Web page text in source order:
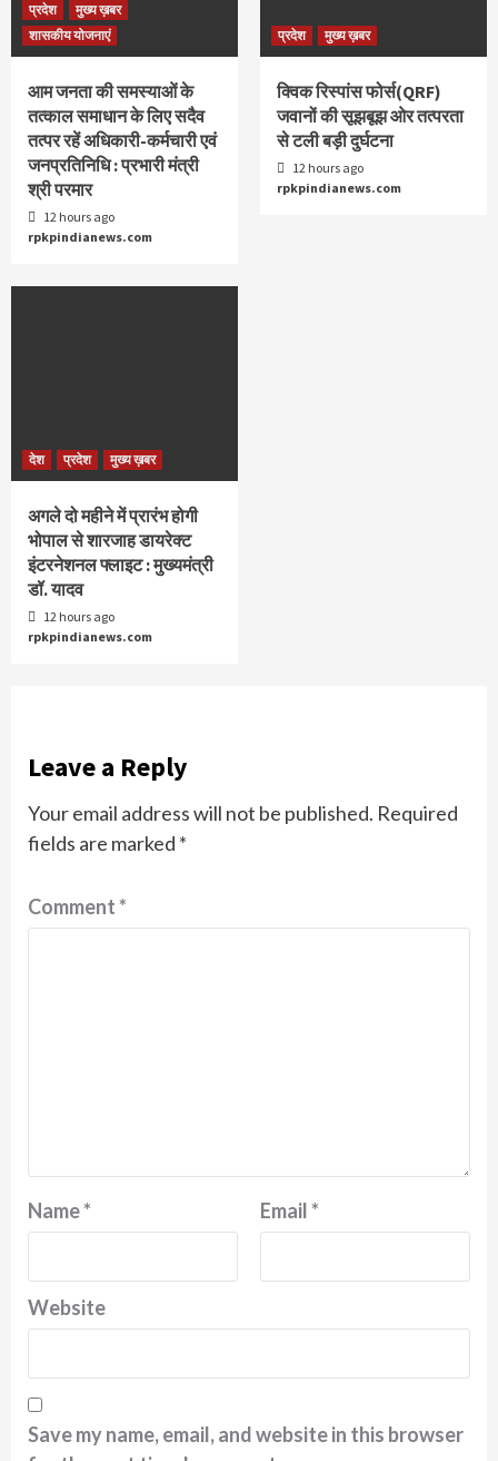
प्रदेश
मुख्य ख़बर
शासकीय योजनाएं
आम जनता की समस्याओं के
तत्काल समाधान के लिए सदैव
तत्पर रहें अधिकारी-कर्मचारी एवं
जनप्रतिनिधि : प्रभारी मंत्री
श्री परमार
12 hours ago
rpkpindianews.com
प्रदेश मुख्य ख़बर
क्विक रिस्पांस फोर्स(QRF)
जवानों की सूझबूझ ओर तत्परता
से टली बड़ी दुर्घटना
12 hours ago
rpkpindianews.com
देश प्रदेश मुख्य ख़बर
अगले दो महीने में प्रारंभ होगी
भोपाल से शारजाह डायरेक्ट
इंटरनेशनल फ्लाइट : मुख्यमंत्री
डॉ. यादव
12 hours ago
rpkpindianews.com
Leave a Reply
Your email address will not be published. Required
fields are marked *
Comment*
Name* Email*
Website
Save my name, email, and website in this browser